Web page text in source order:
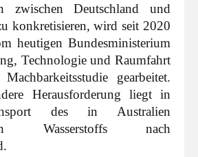
zwischen Deutschland und
konkretisieren, wird seit 2020
heutigen Bundesministerium
Technologie und Raumfahrt
Machbarkeitsstudie gearbeitet.
Herausforderung liegt in
des in Australien
Wasserstoffs nach